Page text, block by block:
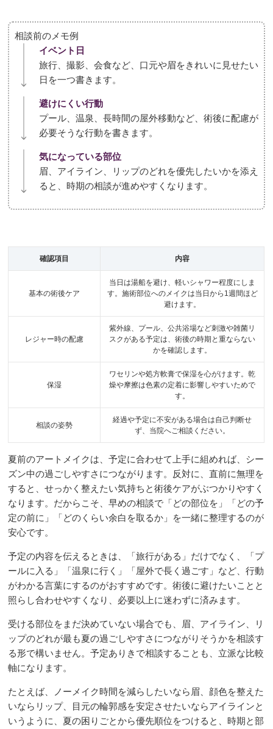
相談前のメモ例
イベント日
旅行、撮影、会食など、口元や眉をきれいに見せたい
日を一つ書きます。
避けにくい行動
プール、温泉、長時間の屋外移動など、術後に配慮が
必要そうな行動を書きます。
気になっている部位
眉、アイライン、リップのどれを優先したいかを添え
ると、時期の相談が進めやすくなります。
確認項目 内容
基本の術後ケア
当日は湯船を避け、軽いシャワー程度にしま
す。施術部位へのメイクは当日から1週間ほど
避けます。
レジャー時の配慮
紫外線、プール、公共浴場など刺激や雑菌リ
スクがある予定は、術後の時期と重ならない
かを確認します。
保湿
ワセリンや処方軟膏で保湿を心がけます。乾
燥や摩擦は色素の定着に影響しやすいためで
す。
相談の姿勢
経過や予定に不安がある場合は自己判断せ
ず、当院へご相談ください。
夏前のアートメイクは、予定に合わせて上手に組めれば、シー
ズン中の過ごしやすさにつながります。反対に、直前に無理を
すると、せっかく整えたい気持ちと術後ケアがぶつかりやすく
なります。だからこそ、早めの相談で「どの部位を」「どの予
定の前に」「どのくらい余白を取るか」を一緒に整理するのが
安心です。
予定の内容を伝えるときは、「旅行がある」だけでなく、「プ
ールに入る」「温泉に行く」「屋外で長く過ごす」など、行動
がわかる言葉にするのがおすすめです。術後に避けたいことと
照らし合わせやすくなり、必要以上に迷わずに済みます。
受ける部位をまだ決めていない場合でも、眉、アイライン、リ
ップのどれが最も夏の過ごしやすさにつながりそうかを相談す
る形で構いません。予定ありきで相談することも、立派な比較
軸になります。
たとえば、ノーメイク時間を減らしたいなら眉、顔色を整えた
いならリップ、目元の輪郭感を安定させたいならアイラインと
いうように、夏の困りごとから優先順位をつけると、時期と部